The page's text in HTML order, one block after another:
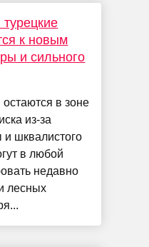
к новым
и сильного
в зоне
из-за
шквалистого
в любой
недавно
лесных